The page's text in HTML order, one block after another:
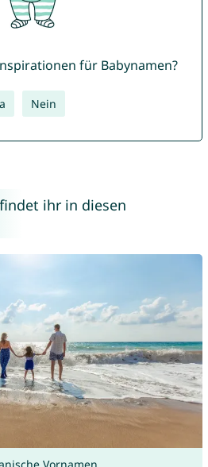
für Babynamen?
Nein
ihr in diesen